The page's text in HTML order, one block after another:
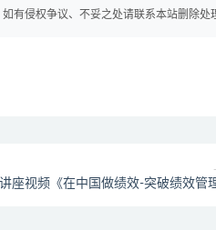
如有侵权争议、不妥之处请联系本站删除
座视频《在中国做绩效-突破绩效管